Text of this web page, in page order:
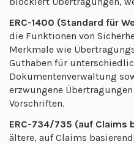
ERC-1400 (Standard für
die Funktionen von
Merkmale wie
Guthaben für
Dokumentenverwaltung
erzwungene
Vorschriften.
ERC-734/735 (auf Claims
ältere, auf Claims